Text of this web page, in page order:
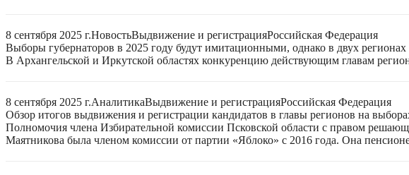
8 сентября 2025 г.НовостьВыдвижение и регистрацияРоссийская Федерация
Выборы губернаторов в 2025 году будут имитационными, однако в двух регионах
В Архангельской и Иркутской областях конкуренцию действующим главам
8 сентября 2025 г.АналитикаВыдвижение и регистрацияРоссийская Федерация
Обзор итогов выдвижения и регистрации кандидатов в главы регионов на
Полномочия члена Избирательной комиссии Псковской области с правом
Маятникова была членом комиссии от партии «Яблоко» с 2016 года. Она